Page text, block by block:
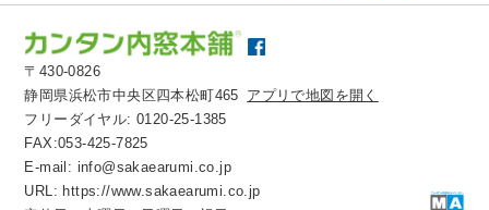
〒430-0826
静岡県浜松市中央区四本松町465 アプリで地図を開く
フリーダイヤル:0120-25-1385
FAX:053-425-7825
E-mail: info@sakaearumi.co.jp
URL: https://www.sakaearumi.co.jp